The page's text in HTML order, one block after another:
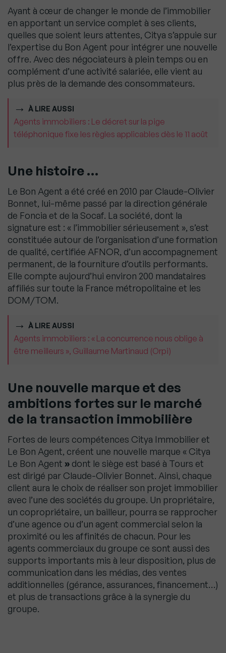
Ayant à cœur de changer le monde de l’immobilier
en apportant un service complet à ses clients,
quelles que soient leurs attentes, Citya s’appuie sur
l’expertise du Bon Agent pour intégrer une nouvelle
offre. Avec des négociateurs à plein temps ou en
complément d’une activité salariée, elle vient au
plus près de la demande des consommateurs.
À LIRE AUSSI
Agents immobiliers : Le décret sur la pige
téléphonique fixe les règles applicables dès le 11 août
Une histoire …
Le Bon Agent a été créé en 2010 par Claude-Olivier
Bonnet, lui-même passé par la direction générale
de Foncia et de la Socaf. La société, dont la
signature est : « l’immobilier sérieusement », s’est
constituée autour de l’organisation d’une formation
de qualité, certifiée AFNOR, d’un accompagnement
permanent, de la fourniture d’outils performants.
Elle compte aujourd’hui environ 200 mandataires
affiliés sur toute la France métropolitaine et les
DOM/TOM.
À LIRE AUSSI
Agents immobiliers : « La concurrence nous oblige à
être meilleurs », Guillaume Martinaud (Orpi)
Une nouvelle marque et des
ambitions fortes sur le marché
de la transaction immobilière
Fortes de leurs compétences Citya Immobilier et
Le Bon Agent, créent une nouvelle marque « Citya
Le Bon Agent » dont le siège est basé à Tours et
est dirigé par Claude-Olivier Bonnet. Ainsi, chaque
client aura le choix de réaliser son projet immobilier
avec l’une des sociétés du groupe. Un propriétaire,
un copropriétaire, un bailleur, pourra se rapprocher
d’une agence ou d’un agent commercial selon la
proximité ou les affinités de chacun. Pour les
agents commerciaux du groupe ce sont aussi des
supports importants mis à leur disposition, plus de
communication dans les médias, des ventes
additionnelles (gérance, assurances, financement…)
et plus de transactions grâce à la synergie du
groupe.